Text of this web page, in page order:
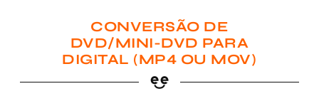
CONVERSÃO DE
DVD/MINI-DVD PARA
DIGITAL (MP4 OU MOV)